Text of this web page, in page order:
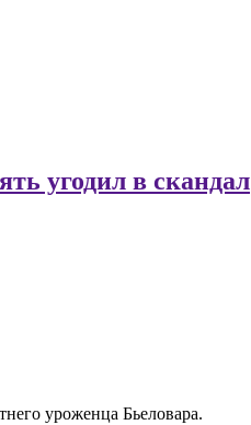
угодил в скандал
уроженца Бьеловара.